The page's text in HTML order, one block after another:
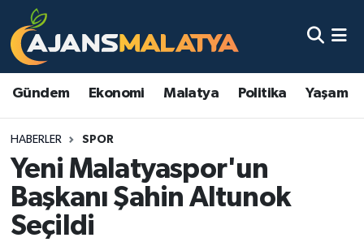
Gündem Ekonomi Malatya Politika Yaşam
HABERLER SPOR
Yeni Malatyaspor'un
Başkanı Şahin Altunok
Seçildi
Asayiş
Eğitim
Ekonomi
Gündem
Malatya Nöbetçi Eczaneler
Malatya Namaz Vakitleri
Malatya Trafik Yoğunluk Haritası
TFF 3.Lig 2.Grup Puan Durumu ve Fikstür